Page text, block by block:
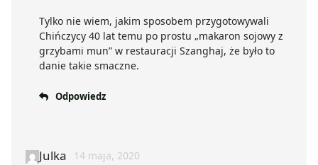
Tylko nie wiem, jakim sposobem przygotowywali
Chińczycy 40 lat temu po prostu „makaron sojowy z
grzybami mun” w restauracji Szanghaj, że było to
danie takie smaczne.
Odpowiedz
Julka 14 maja, 2020